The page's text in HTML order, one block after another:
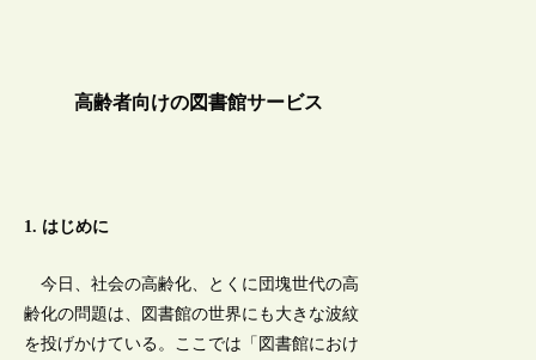
高齢者向けの図書館サービス
1. はじめに
今日、社会の高齢化、とくに団塊世代の高
齢化の問題は、図書館の世界にも大きな波紋
を投げかけている。ここでは「図書館におけ